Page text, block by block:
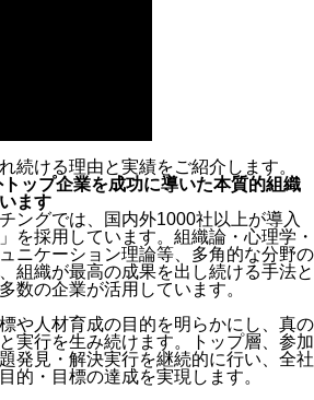
続ける理由と実績をご紹介します。
ップ企業を成功に導いた本質的組織
ます
ングでは、国内外1000社以上が導入
を採用しています。組織論・心理学・
ニケーション理論等、多角的な分野の
組織が最高の成果を出し続ける手法と
数の企業が活用しています。
や人材育成の目的を明らかにし、真の
実行を生み続けます。トップ層、参加
発見・解決実行を継続的に行い、全社
的・目標の達成を実現します。